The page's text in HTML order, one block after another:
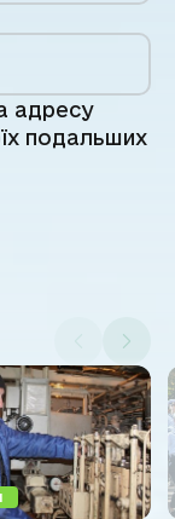
адресу
подальших